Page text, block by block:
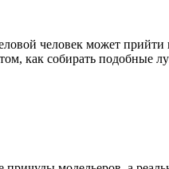
человек может прийти
как собирать подобные